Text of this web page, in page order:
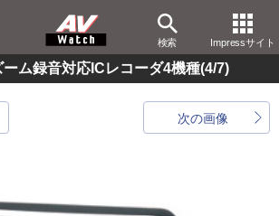
検索 Impressサイト
ム録音対応ICレコーダ4機種(4/7)
次の画像